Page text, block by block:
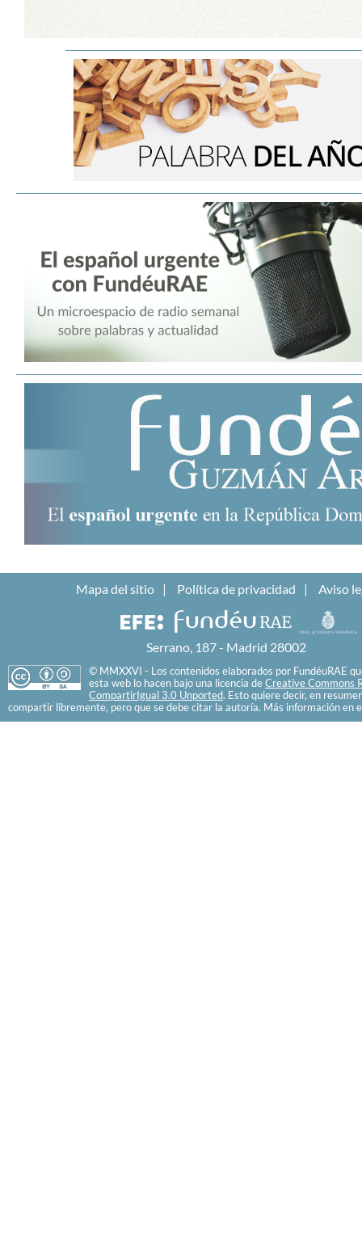
Mapa del sitio Política de privacidad Aviso
Serrano, 187 - Madrid 28002
© MMXXVI - Los contenidos elaborados por FundéuRAE
esta web lo hacen bajo una licencia de Creative Commons
CompartirIgual 3.0 Unported. Esto quiere decir, en
compartir libremente, pero que se debe citar la autoría. Más información en